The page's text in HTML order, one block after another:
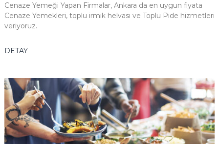
Cenaze Yemeği Yapan Firmalar, Ankara da en uygun fiyata
Cenaze Yemekleri, toplu irmik helvası ve Toplu Pide hizmetleri
veriyoruz.
DETAY